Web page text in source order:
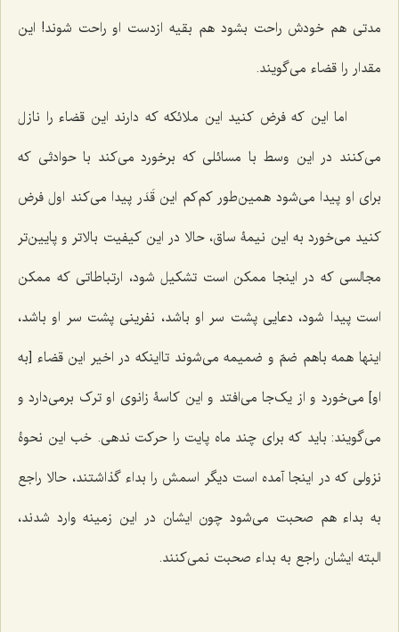
مدتى هم خودش راحت بشود هم بقیه ازدست او راحت شوند! این
مقدار را قضاء مى‌گویند.
اما این که فرض کنید این ملائکه که دارند این قضاء را نازل
مى‌کنند در این وسط با مسائلى که برخورد مى‌کند با حوادثى که
براى او پیدا مى‌شود همین‌طور کم‌کم این قَدَر پیدا مى‌کند اول فرض
کنید مى‌خورد به این نیمۀ ساق، حالا در این کیفیت بالاتر و پایین‌تر
مجالسى که در اینجا ممکن است تشکیل شود، ارتباطاتى که ممکن
است پیدا شود، دعایى پشت سر او باشد، نفرینى پشت سر او باشد،
اینها همه باهم ضمّ و ضمیمه مى‌شوند تااینکه در اخیر این قضاء [به
او] مى‌خورد و از یک‌جا مى‌افتد و این کاسۀ زانوى او ترک برمى‌دارد و
مى‌گویند: باید که براى چند ماه پایت را حرکت ندهی. خب این نحوۀ
نزولى که در اینجا آمده است دیگر اسمش را بداء گذاشتند، حالا راجع
به بداء هم صحبت مى‌شود چون ایشان در این زمینه وارد شدند،
البته ایشان راجع به بداء صحبت نمى‌کنند.